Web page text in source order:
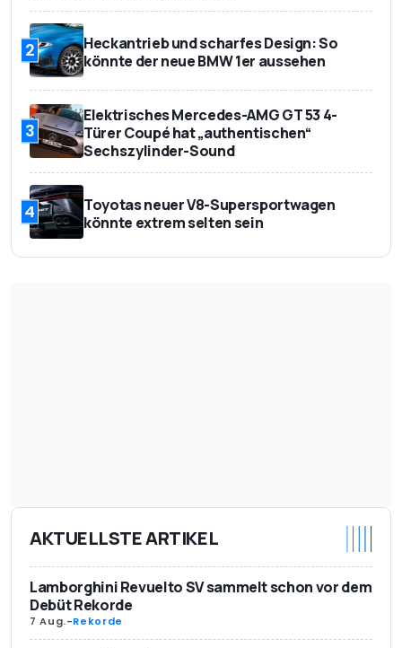
2
Heckantrieb und scharfes Design: So
könnte der neue BMW 1er aussehen
3
Elektrisches Mercedes-AMG GT 53 4-
Türer Coupé hat „authentischen“
Sechszylinder-Sound
4
Toyotas neuer V8-Supersportwagen
könnte extrem selten sein
AKTUELLSTE ARTIKEL
Lamborghini Revuelto SV sammelt schon vor dem
Debüt Rekorde
7 Aug.-Rekorde